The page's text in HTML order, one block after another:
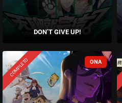
DON’T GIVE UP!
COMPLETO